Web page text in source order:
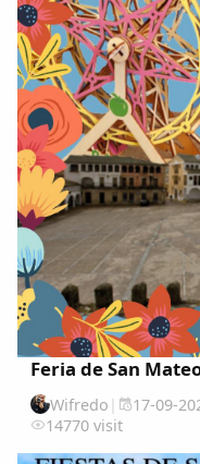
Feria de San
Wifredo | 17-09-
14770 visit